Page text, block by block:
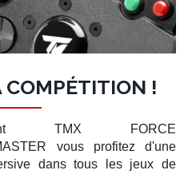
COMPÉTITION !
TMX FORCE
vous profitez d'une
dans tous les jeux de